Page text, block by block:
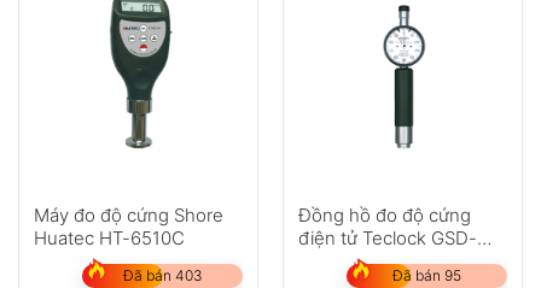
Máy đo độ cứng Shore
Huatec HT-6510C
Đã bán 403
Đồng hồ đo độ cứng
điện tử Teclock GSD-
Đã bán 95